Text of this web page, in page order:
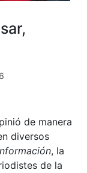
de manera
diversos
, la
de la